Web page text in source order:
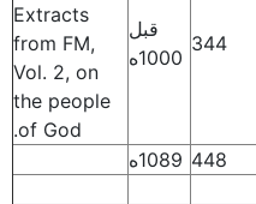
344
قبل
1000ه
Extracts
from FM,
Vol. 2, on
the people
of God.
448 1089ه